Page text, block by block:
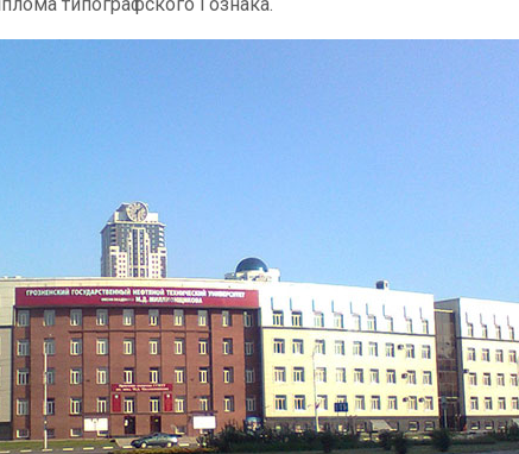
типографского Гознака.